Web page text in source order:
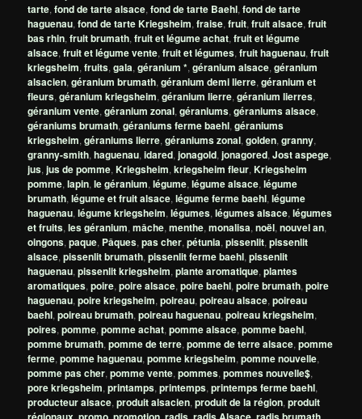
tarte,fond de tarte alsace,fond de tarte Baehl,fond de tarte
haguenau,fond de tarte Kriegsheim,fraise,fruit,fruit alsace,fruit
bas rhin,fruit brumath,fruit et légume achat,fruit et légume
alsace,fruit et légume vente,fruit et légumes,fruit haguenau,fruit
kriegsheim,fruits,gala,géranium *,géranium alsace,géranium
alsacien,géranium brumath,géranium demi lierre,géranium et
fleurs,géranium kriegsheim,géranium lierre,géranium lierres,
géranium vente,géranium zonal,géraniums,géraniums alsace,
géraniums brumath,géraniums ferme baehl,géraniums
kriegsheim,géraniums lierre,géraniums zonal,golden,granny,
granny-smith,haguenau,idared,jonagold,jonagored,Jost aspege,
jus,jus de pomme,Kriegsheim,kriegsheim fleur,Kriegsheim
pomme,lapin,le géranium,légume,légume alsace,légume
brumath,légume et fruit alsace,légume ferme baehl,légume
haguenau,légume kriegsheim,légumes,légumes alsace,légumes
et fruits,les géranium,mâche,menthe,monalisa,noël,nouvel an,
oingons,paque, Pâques,pas cher,pétunia,pissenlit,pissenlit
alsace,pissenlit brumath,pissenlit ferme baehl,pissenlit
haguenau,pissenlit kriegsheim,plante aromatique,plantes
aromatiques,poire,poire alsace,poire baehl,poire brumath,poire
haguenau,poire kriegsheim,poireau,poireau alsace,poireau
baehl,poireau brumath,poireau haguenau,poireau kriegsheim,
poires,pomme,pomme achat,pomme alsace,pomme baehl,
pomme brumath,pomme de terre,pomme de terre alsace,pomme
ferme,pomme haguenau,pomme kriegsheim,pomme nouvelle,
pomme pas cher,pomme vente,pommes,pommes nouvelle$,
pore kriegsheim,printamps,printemps,printemps ferme baehl,
producteur alsace,produit alsacien,produit de la région,produit